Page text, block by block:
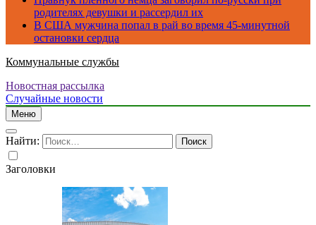
родителях девушки и рассердил их
В США мужчина попал в рай во время 45-минутной
остановки сердца
Коммунальные службы
Новостная рассылка
Случайные новости
Меню
Найти:
Заголовки